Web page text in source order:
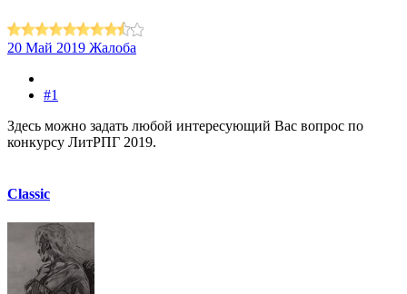
20 Май 2019 Жалоба
#1
Здесь можно задать любой интересующий Вас вопрос по
конкурсу ЛитРПГ 2019.
Classic